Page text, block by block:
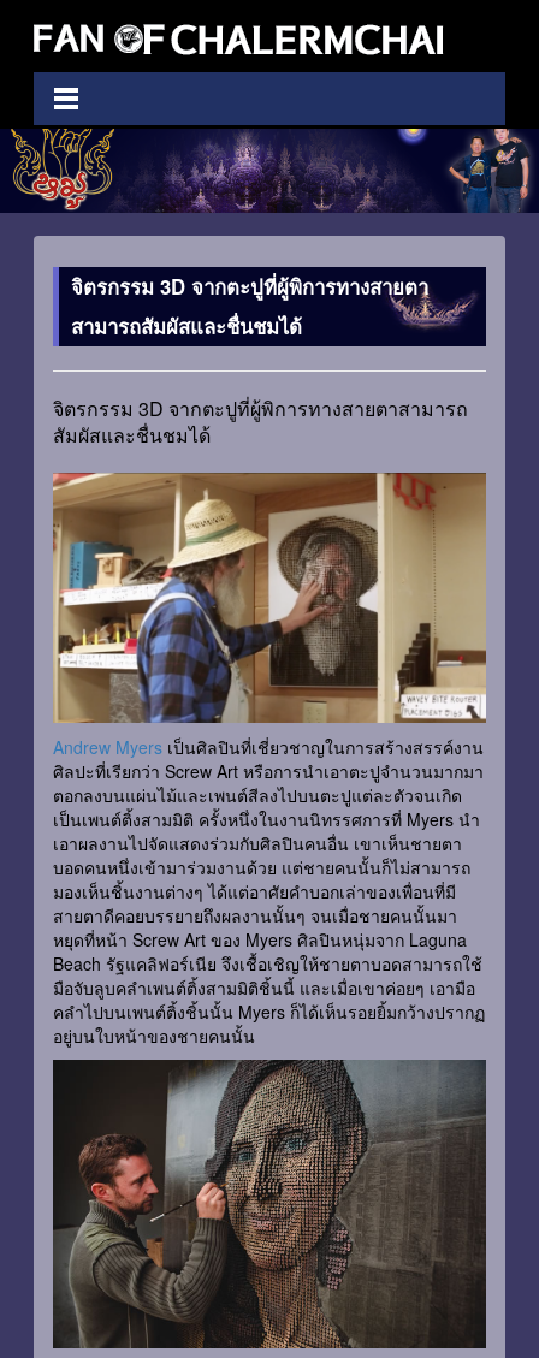
จิตรกรรม 3D จากตะปูที่ผู้พิการทางสายตา
สามารถสัมผัสและชื่นชมได้
จิตรกรรม 3D จากตะปูที่ผู้พิการทางสายตาสามารถ
สัมผัสและชื่นชมได้
Andrew Myersเป็นศิลปินที่เชี่ยวชาญในการสร้างสรรค์งาน
ศิลปะที่เรียกว่า Screw Art หรือการนำเอาตะปูจำนวนมากมา
ตอกลงบนแผ่นไม้และเพนต์สีลงไปบนตะปูแต่ละตัวจนเกิด
เป็นเพนต์ติ้งสามมิติ ครั้งหนึ่งในงานนิทรรศการที่ Myers นำ
เอาผลงานไปจัดแสดงร่วมกับศิลปินคนอื่น เขาเห็นชายตา
บอดคนหนึ่งเข้ามาร่วมงานด้วย แต่ชายคนนั้นก็ไม่สามารถ
มองเห็นชิ้นงานต่างๆ ได้แต่อาศัยคำบอกเล่าของเพื่อนที่มี
สายตาดีคอยบรรยายถึงผลงานนั้นๆ จนเมื่อชายคนนั้นมา
หยุดที่หน้า Screw Art ของ Myers ศิลปินหนุ่มจาก Laguna
Beach รัฐแคลิฟอร์เนีย จึงเชื้อเชิญให้ชายตาบอดสามารถใช้
มือจับลูบคลำเพนต์ติ้งสามมิติชิ้นนี้ และเมื่อเขาค่อยๆ เอามือ
คลำไปบนเพนต์ติ้งชิ้นนั้น Myers ก็ได้เห็นรอยยิ้มกว้างปรากฏ
อยู่บนใบหน้าของชายคนนั้น